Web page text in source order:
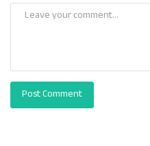
Post Comment